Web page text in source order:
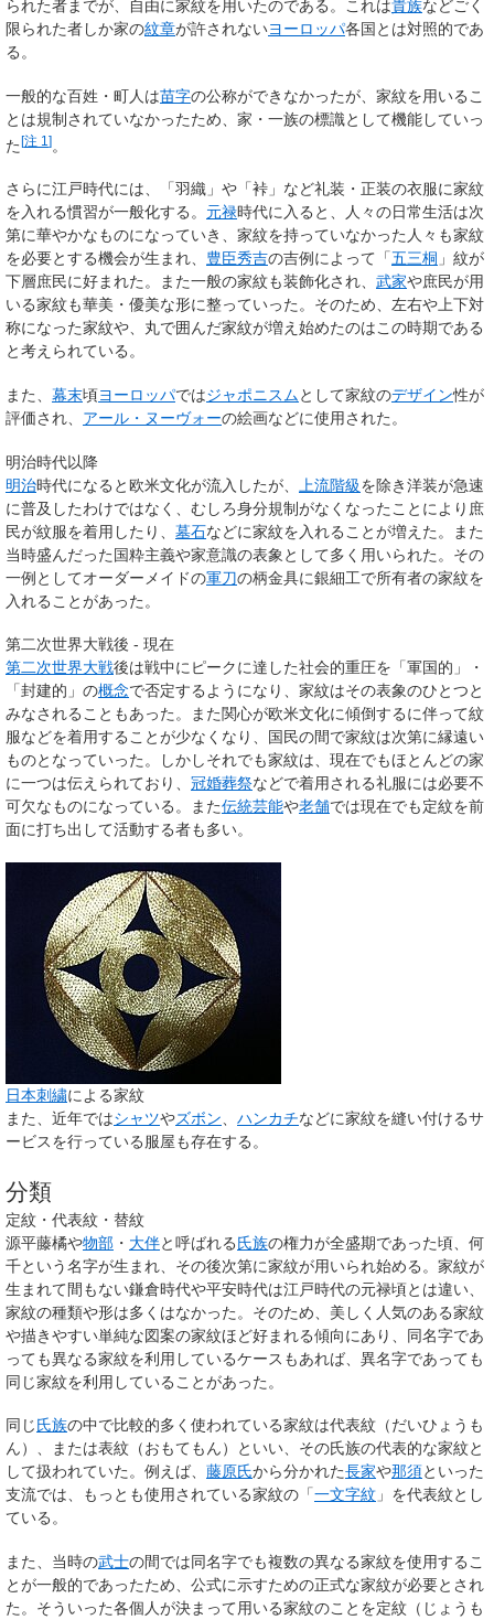
られた者までが、自由に家紋を用いたのである。これは貴族などごく
限られた者しか家の紋章が許されないヨーロッパ各国とは対照的であ
る。
一般的な百姓・町人は苗字の公称ができなかったが、家紋を用いるこ
とは規制されていなかったため、家・一族の標識として機能していっ
た[注 1 ]。
さらに江戸時代には、「羽織」や「裃」など礼装・正装の衣服に家紋
を入れる慣習が一般化する。 元禄時代に入ると、人々の日常生活は次
第に華やかなものになっていき、家紋を持っていなかった人々も家紋
を必要とする機会が生まれ、 豊臣秀吉の吉例によって「五三桐 」紋が
下層庶民に好まれた。また一般の家紋も装飾化され、 武家や庶民が用
いる家紋も華美・優美な形に整っていった。そのため、左右や上下対
称になった家紋や、丸で囲んだ家紋が増え始めたのはこの時期である
と考えられている。
また、 幕末頃ヨーロッパではジャポニスムとして家紋のデザイン性が
評価され、 アール・ヌーヴォーの絵画などに使用された。
明治時代以降
明治時代になると欧米文化が流入したが、 上流階級を除き洋装が急速
に普及したわけではなく、むしろ身分規制がなくなったことにより庶
民が紋服を着用したり、 墓石などに家紋を入れることが増えた。また
当時盛んだった国粋主義や家意識の表象として多く用いられた。その
一例としてオーダーメイドの軍刀の柄金具に銀細工で所有者の家紋を
入れることがあった。
第二次世界大戦後 - 現在
第二次世界大戦後は戦中にピークに達した社会的重圧を「軍国的」・
「封建的」の概念で否定するようになり、家紋はその表象のひとつと
みなされることもあった。また関心が欧米文化に傾倒するに伴って紋
服などを着用することが少なくなり、国民の間で家紋は次第に縁遠い
ものとなっていった。しかしそれでも家紋は、現在でもほとんどの家
に一つは伝えられており、 冠婚葬祭などで着用される礼服には必要不
可欠なものになっている。また伝統芸能や老舗では現在でも定紋を前
面に打ち出して活動する者も多い。
日本刺繍による家紋
また、近年ではシャツやズボン ハンカチなどに家紋を縫い付けるサ
ービスを行っている服屋も存在する。
分類
定紋・代表紋・替紋
源平藤橘や物部 ・ 大伴と呼ばれる氏族の権力が全盛期であった頃、何
千という名字が生まれ、その後次第に家紋が用いられ始める。家紋が
生まれて間もない鎌倉時代や平安時代は江戸時代の元禄頃とは違い、
家紋の種類や形は多くはなかった。そのため、美しく人気のある家紋
や描きやすい単純な図案の家紋ほど好まれる傾向にあり、同名字であ
っても異なる家紋を利用しているケースもあれば、異名字であっても
同じ家紋を利用していることがあった。
同じ氏族の中で比較的多く使われている家紋は代表紋 （だいひょうも
ん）、または表紋 （おもてもん）といい、その氏族の代表的な家紋と
して扱われていた。例えば、 藤原氏から分かれた長家や那須といった
支流では、もっとも使用されている家紋の「一文字紋 」を代表紋とし
ている。
また、当時の武士の間では同名字でも複数の異なる家紋を使用するこ
とが一般的であったため、公式に示すための正式な家紋が必要とされ
た。そういった各個人が決まって用いる家紋のことを定紋 （じょうも